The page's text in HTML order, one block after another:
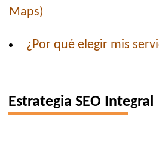
Maps)
¿Por qué elegir mis
Estrategia SEO Integral